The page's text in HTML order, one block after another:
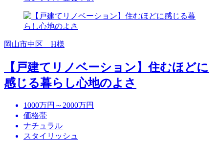
岡山市中区 H様
【戸建てリノベーション】住むほどに
感じる暮らし心地のよさ
1000万円～2000万円
価格帯
ナチュラル
スタイリッシュ